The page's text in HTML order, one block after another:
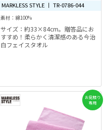
MARKLESS STYLE 丨 TR-0786-044
素材：綿100%
サイズ：約33×84cm。贈答品にお
すすめ！柔らかく清潔感のある今治
白フェイスタオル
お見積り
専用